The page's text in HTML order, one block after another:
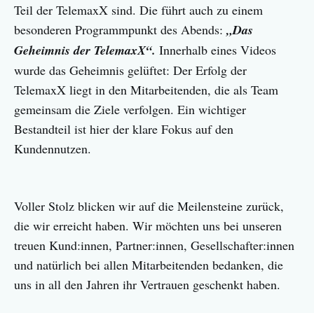
Teil der TelemaxX sind. Die führt auch zu einem
besonderen Programmpunkt des Abends: „Das
Geheimnis der TelemaxX“. Innerhalb eines Videos
wurde das Geheimnis gelüftet: Der Erfolg der
TelemaxX liegt in den Mitarbeitenden, die als Team
gemeinsam die Ziele verfolgen. Ein wichtiger
Bestandteil ist hier der klare Fokus auf den
Kundennutzen.
Voller Stolz blicken wir auf die Meilensteine zurück,
die wir erreicht haben. Wir möchten uns bei unseren
treuen Kund:innen, Partner:innen, Gesellschafter:innen
und natürlich bei allen Mitarbeitenden bedanken, die
uns in all den Jahren ihr Vertrauen geschenkt haben.